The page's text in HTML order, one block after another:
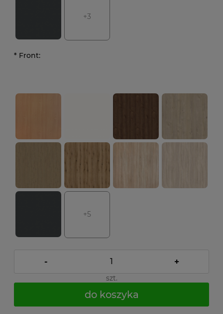
+3
* Front:
+5
- +
szt.
do koszyka